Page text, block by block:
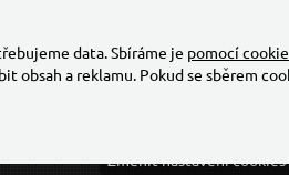
Změnit nastavení cookies
data. Sbíráme je pomocí
obsah a reklamu. Pokud se sběrem